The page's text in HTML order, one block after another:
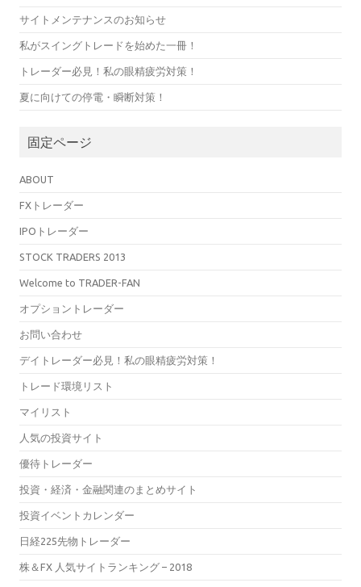
サイトメンテナンスのお知らせ
私がスイングトレードを始めた一冊！
トレーダー必見！私の眼精疲労対策！
夏に向けての停電・瞬断対策！
固定ページ
ABOUT
FXトレーダー
IPOトレーダー
STOCK TRADERS 2013
Welcome to TRADER-FAN
オプショントレーダー
お問い合わせ
デイトレーダー必見！私の眼精疲労対策！
トレード環境リスト
マイリスト
人気の投資サイト
優待トレーダー
投資・経済・金融関連のまとめサイト
投資イベントカレンダー
日経225先物トレーダー
株＆FX 人気サイトランキング – 2018